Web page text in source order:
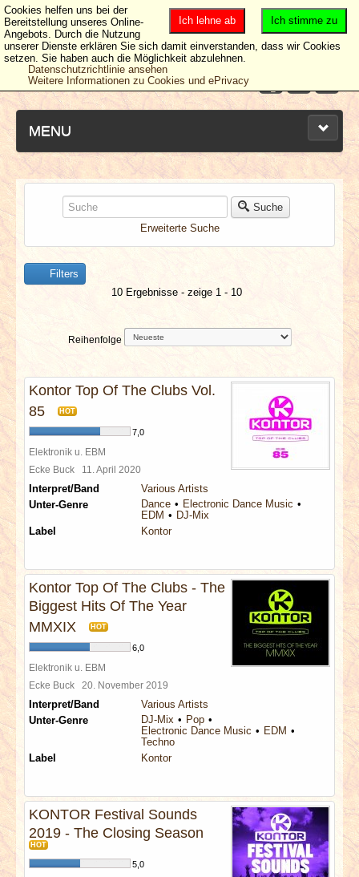
MENU
NEUESTE ARTIKEL
NEWS & DATES
BERICHTE
VERLOSUNGEN
SPECIALS
REDAKTION
LINKS
ARCHIV
Suche
Erweiterte Suche
Filters
10 Ergebnisse - zeige 1 - 10
Reihenfolge
Kontor Top Of The Clubs Vol.
85
HOT
7,0
Elektronik u. EBM
Ecke Buck 11. April 2020
Interpret/Band
Various Artists
Unter-Genre
Dance
Electronic Dance Music
EDM
DJ-Mix
Label
Kontor
Kontor Top Of The Clubs - The
Biggest Hits Of The Year
MMXIX
HOT
6,0
Elektronik u. EBM
Ecke Buck 20. November 2019
Interpret/Band
Various Artists
Unter-Genre
DJ-Mix
Pop
Electronic Dance Music
EDM
Techno
Label
Kontor
KONTOR Festival Sounds
2019 - The Closing Season
HOT
5,0
Ich stimme zu
Ich lehne ab
Cookies helfen uns bei der
Bereitstellung unseres Online-
Angebots. Durch die Nutzung
unserer Dienste erklären Sie sich damit einverstanden, dass wir Cookies
setzen. Sie haben auch die Möglichkeit abzulehnen.
Datenschutzrichtlinie ansehen
Weitere Informationen zu Cookies und ePrivacy